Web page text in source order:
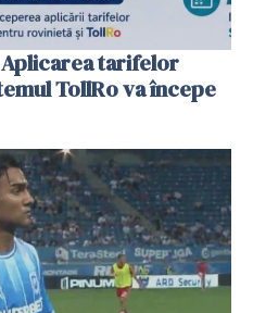
tarifelor
TollRo va începe